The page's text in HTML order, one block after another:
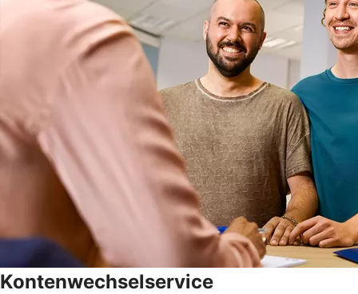
Kontenwechselservice